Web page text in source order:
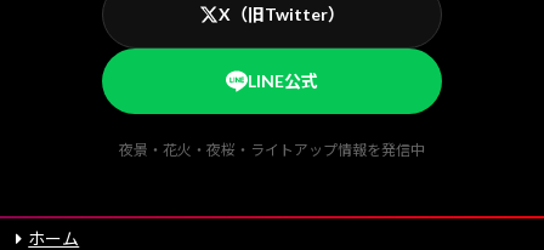
X（旧Twitter）
LINE公式
夜景・花火・夜桜・ライトアップ情報を発信中
ホーム